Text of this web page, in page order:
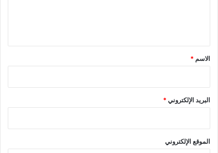
*
الاسم *
البريد الإلكتروني*
الموقع الإلكتروني